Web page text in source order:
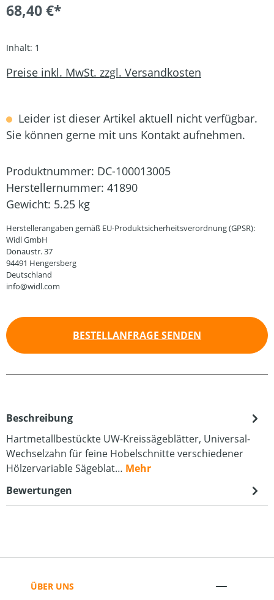
68,40 €*
Inhalt: 1
Preise inkl. MwSt. zzgl. Versandkosten
Leider ist dieser Artikel aktuell nicht verfügbar.
Sie können gerne mit uns Kontakt aufnehmen.
Produktnummer: DC-100013005
Herstellernummer: 41890
Gewicht: 5.25 kg
Herstellerangaben gemäß EU-Produktsicherheitsverordnung (GPSR):
Widl GmbH
Donaustr. 37
94491 Hengersberg
Deutschland
info@widl.com
BESTELLANFRAGE SENDEN
Beschreibung
Hartmetallbestückte UW-Kreissägeblätter, Universal-
Wechselzahn für feine Hobelschnitte verschiedener
Hölzervariable Sägeblat… Mehr
Bewertungen
ÜBER UNS